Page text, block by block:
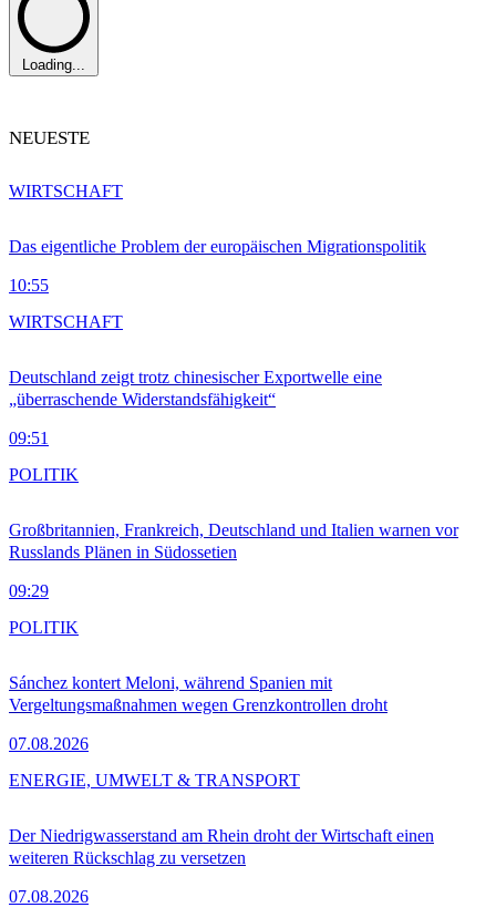
Loading...
NEUESTE
Das eigentliche Problem der europäischen Migrationspolitik
10:55
WIRTSCHAFT
Deutschland zeigt trotz chinesischer Exportwelle eine
„überraschende Widerstandsfähigkeit“
09:51
WIRTSCHAFT
Großbritannien, Frankreich, Deutschland und Italien warnen vor
Russlands Plänen in Südossetien
09:29
POLITIK
Sánchez kontert Meloni, während Spanien mit
Vergeltungsmaßnahmen wegen Grenzkontrollen droht
07.08.2026
POLITIK
Der Niedrigwasserstand am Rhein droht der Wirtschaft einen
weiteren Rückschlag zu versetzen
07.08.2026
ENERGIE, UMWELT & TRANSPORT